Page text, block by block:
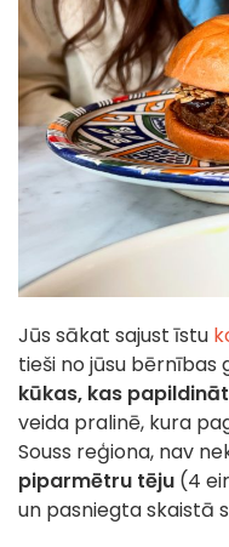
Jūs sākat sajust īstu
tieši no jūsu bērnības
kūkas, kas
veida pralinē, kura
Souss reģiona, nav
piparmētru tēju (4
un pasniegta skaistā